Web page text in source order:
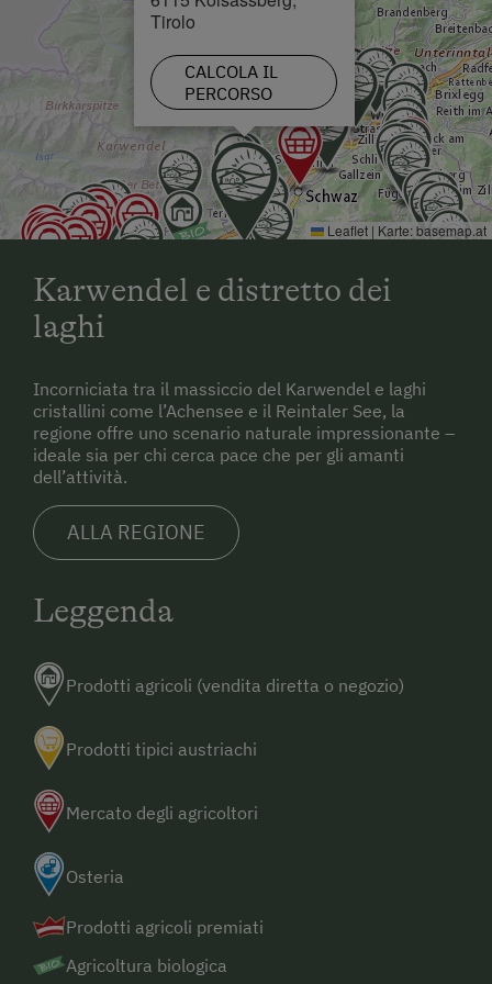
Tirolo
CALCOLA IL
PERCORSO
Leaflet | Karte:basemap.at
Karwendel e distretto dei
laghi
Incorniciata tra il massiccio del Karwendel e laghi
cristallini come l’Achensee e il Reintaler See, la
regione offre uno scenario naturale impressionante –
ideale sia per chi cerca pace che per gli amanti
dell’attività.
ALLA REGIONE
Leggenda
Prodotti agricoli (vendita diretta o negozio)
Prodotti tipici austriachi
Mercato degli agricoltori
Osteria
Prodotti agricoli premiati
Agricoltura biologica